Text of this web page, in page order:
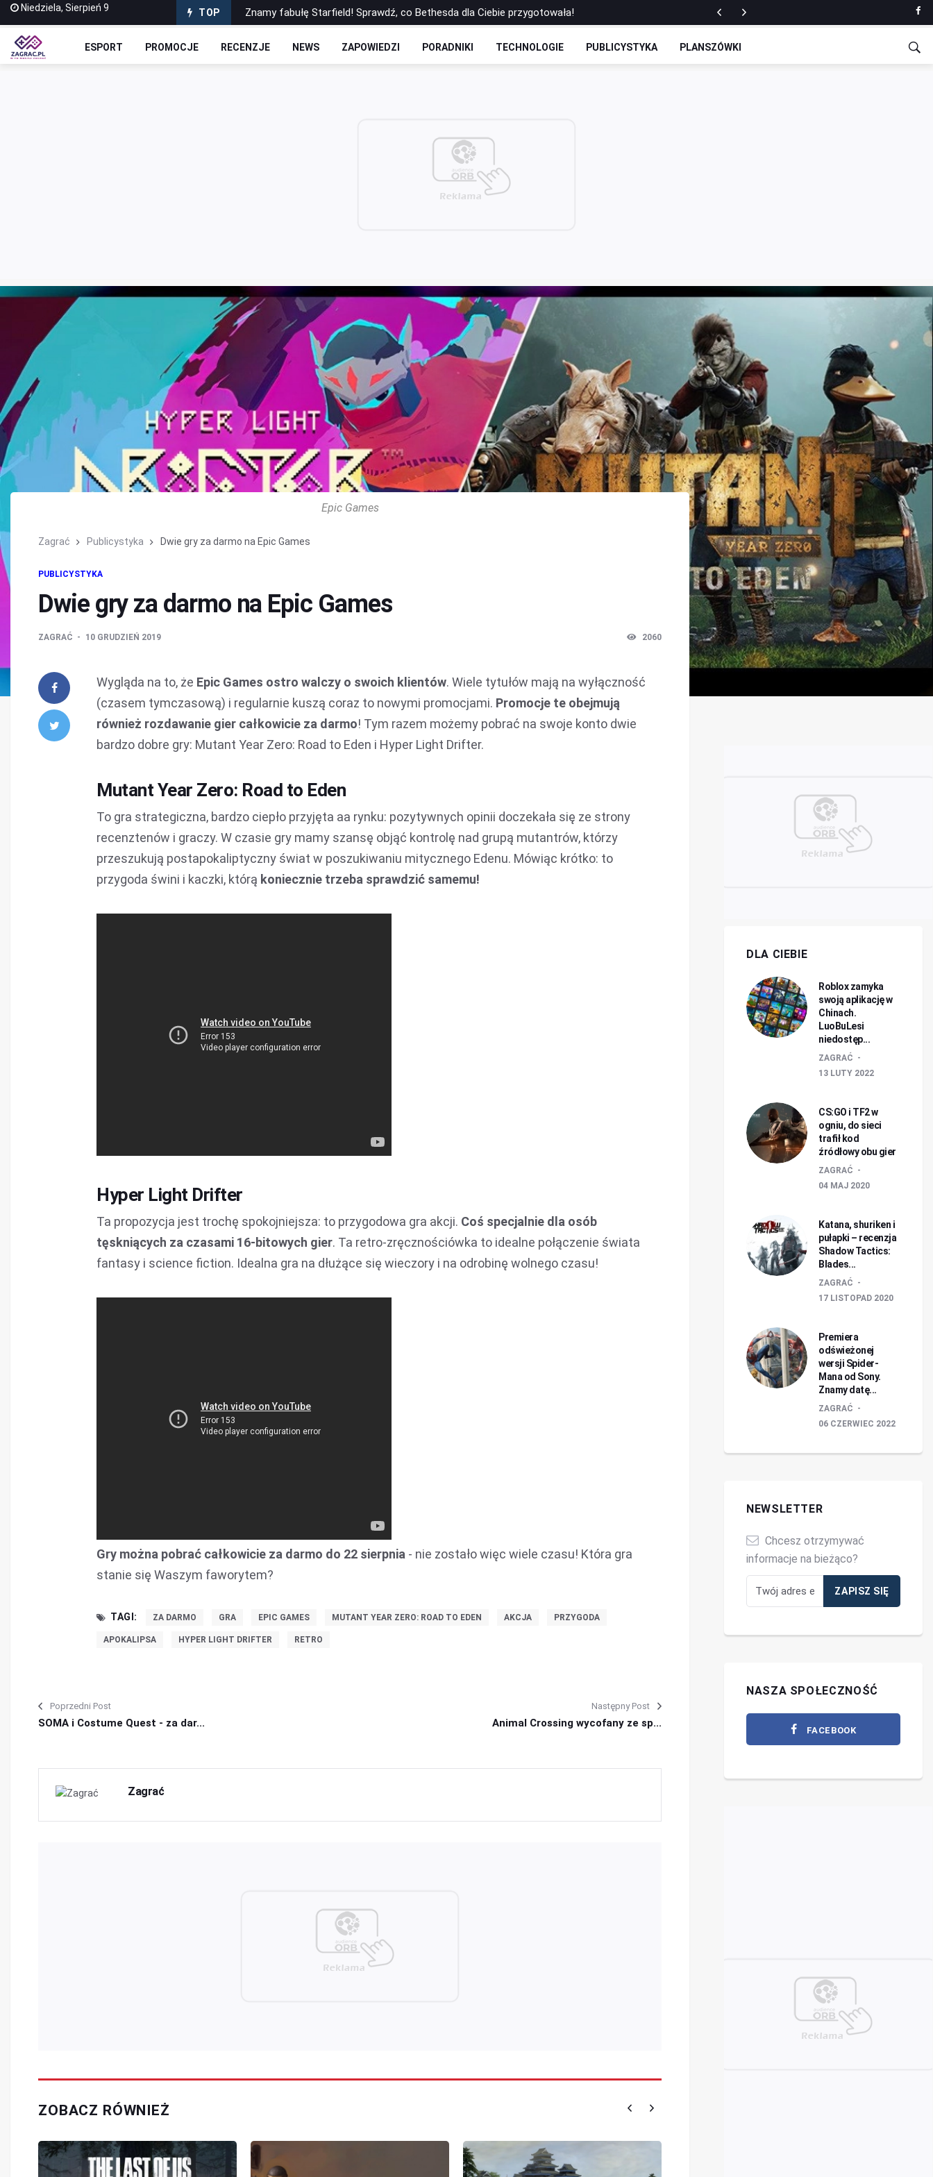
Niedziela, Sierpień 9 TOP
Znamy fabułę Starfield! Sprawdź, co Bethesda dla Ciebie przygotowała!
ESPORT PROMOCJE RECENZJE NEWS ZAPOWIEDZI PORADNIKI TECHNOLOGIE PUBLICYSTYKA PLANSZÓWKI
Epic Games
Zagrać Publicystyka Dwie gry za darmo na Epic Games
PUBLICYSTYKA
Dwie gry za darmo na Epic Games
ZAGRAĆ 10 GRUDZIEŃ 2019 2060
Wygląda na to, że Epic Games ostro walczy o swoich klientów. Wiele tytułów mają na wyłączność
(czasem tymczasową) i regularnie kuszą coraz to nowymi promocjami. Promocje te obejmują
również rozdawanie gier całkowicie za darmo! Tym razem możemy pobrać na swoje konto dwie
bardzo dobre gry: Mutant Year Zero: Road to Eden i Hyper Light Drifter.
Mutant Year Zero: Road to Eden
To gra strategiczna, bardzo ciepło przyjęta aa rynku: pozytywnych opinii doczekała się ze strony
recenztenów i graczy. W czasie gry mamy szansę objąć kontrolę nad grupą mutantrów, którzy
przeszukują postapokaliptyczny świat w poszukiwaniu mitycznego Edenu. Mówiąc krótko: to
przygoda świni i kaczki, którą koniecznie trzeba sprawdzić samemu!
Hyper Light Drifter
Ta propozycja jest trochę spokojniejsza: to przygodowa gra akcji. Coś specjalnie dla osób
tęskniących za czasami 16-bitowych gier. Ta retro-zręcznościówka to idealne połączenie świata
fantasy i science fiction. Idealna gra na dłużące się wieczory i na odrobinę wolnego czasu!
Gry można pobrać całkowicie za darmo do 22 sierpnia - nie zostało więc wiele czasu! Która gra
stanie się Waszym faworytem?
TAGI: ZA DARMO GRA EPIC GAMES MUTANT YEAR ZERO: ROAD TO EDEN AKCJA PRZYGODA
APOKALIPSA HYPER LIGHT DRIFTER RETRO
Poprzedni Post
SOMA i Costume Quest - za dar...
Następny Post
Animal Crossing wycofany ze sp...
Zagrać
ZOBACZ RÓWNIEŻ
DLA CIEBIE
Roblox zamyka
swoją aplikację w
Chinach.
LuoBuLesi
niedostęp...
ZAGRAĆ
13 LUTY 2022
CS:GO i TF2 w
ogniu, do sieci
trafił kod
źródłowy obu gier
ZAGRAĆ
04 MAJ 2020
Katana, shuriken i
pułapki – recenzja
Shadow Tactics:
Blades...
ZAGRAĆ
17 LISTOPAD 2020
Premiera
odświeżonej
wersji Spider-
Mana od Sony.
Znamy datę...
ZAGRAĆ
06 CZERWIEC 2022
NEWSLETTER
Chcesz otrzymywać
informacje na bieżąco?
NASZA SPOŁECZNOŚĆ
FACEBOOK